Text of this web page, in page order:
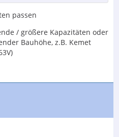
passen
/ größere Kapazitäten oder
Bauhöhe, z.B. Kemet